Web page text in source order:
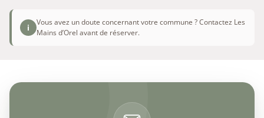
i
Vous avez un doute concernant votre commune ? Contactez Les
Mains d’Orel avant de réserver.